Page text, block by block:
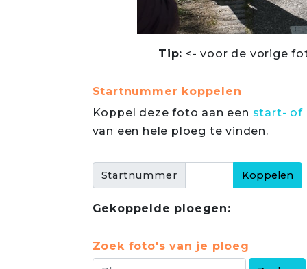
Tip: <- voor de vorige
Startnummer koppelen
Koppel deze foto aan een start- of
van een hele ploeg te vinden.
Startnummer
Gekoppelde ploegen:
Zoek foto's van je ploeg